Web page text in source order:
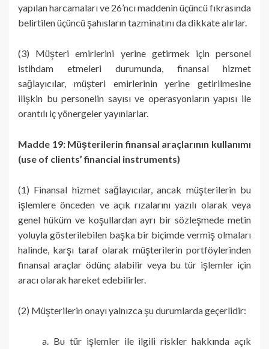
yapılan harcamaları ve 26’ncı maddenin üçüncü fıkrasında
belirtilen üçüncü şahısların tazminatını da dikkate alırlar.
(3) Müşteri emirlerini yerine getirmek için personel
istihdam etmeleri durumunda, finansal hizmet
sağlayıcılar, müşteri emirlerinin yerine getirilmesine
ilişkin bu personelin sayısı ve operasyonların yapısı ile
orantılı iç yönergeler yayınlarlar.
Madde 19: Müşterilerin finansal araçlarının kullanımı
(use of clients’ financial instruments)
(1) Finansal hizmet sağlayıcılar, ancak müşterilerin bu
işlemlere önceden ve açık rızalarını yazılı olarak veya
genel hüküm ve koşullardan ayrı bir sözleşmede metin
yoluyla gösterilebilen başka bir biçimde vermiş olmaları
halinde, karşı taraf olarak müşterilerin portföylerinden
finansal araçlar ödünç alabilir veya bu tür işlemler için
aracı olarak hareket edebilirler.
(2) Müşterilerin onayı yalnızca şu durumlarda geçerlidir:
a. Bu tür işlemler ile ilgili riskler hakkında açık